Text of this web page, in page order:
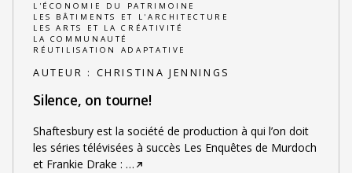
L'ÉCONOMIE DU PATRIMOINE
LES BÂTIMENTS ET L'ARCHITECTURE
LES ARTS ET LA CRÉATIVITÉ
LA COMMUNAUTÉ
RÉUTILISATION ADAPTATIVE
AUTEUR : CHRISTINA JENNINGS
Silence, on tourne!
Shaftesbury est la société de production à qui l’on doit
les séries télévisées à succès Les Enquêtes de Murdoch
et Frankie Drake : …